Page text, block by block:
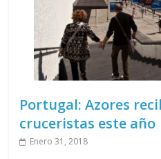
Portugal: Azores
cruceristas este año
Enero 31, 2018